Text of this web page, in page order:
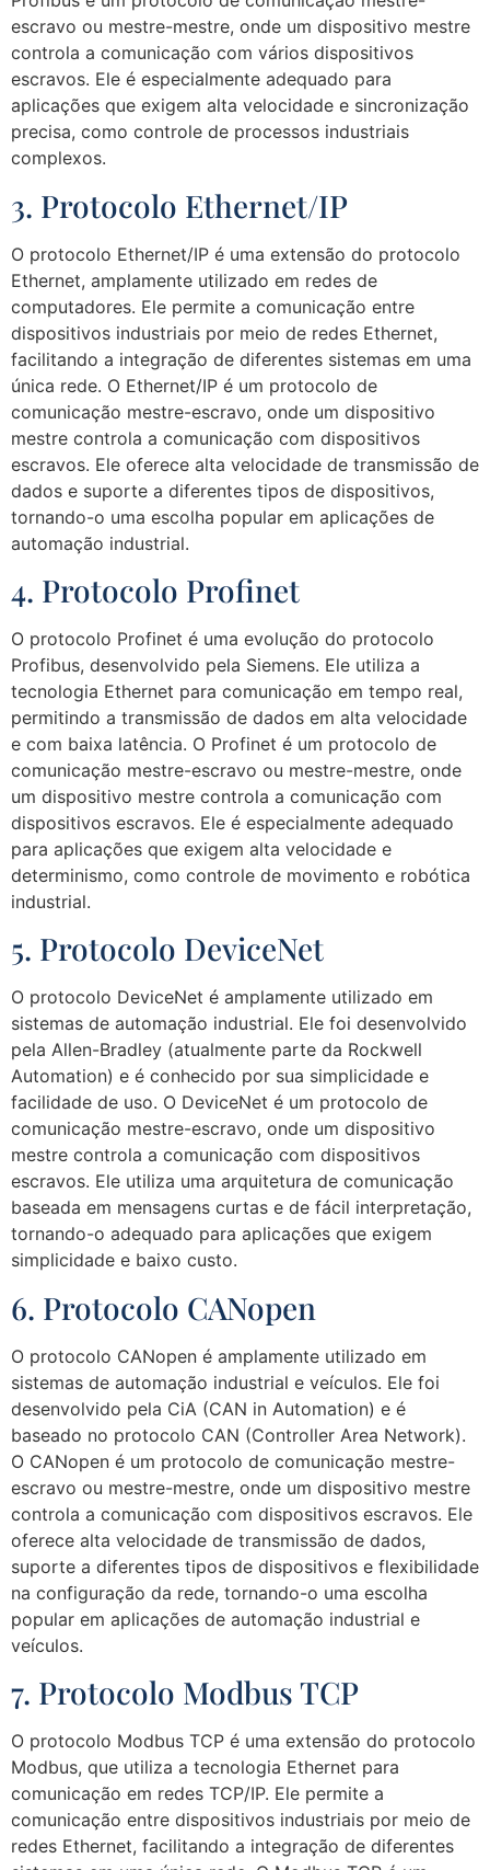
escravo ou mestre-mestre, onde um dispositivo mestre
controla a comunicação com vários dispositivos
escravos. Ele é especialmente adequado para
aplicações que exigem alta velocidade e sincronização
precisa, como controle de processos industriais
complexos.
3. Protocolo Ethernet/IP
O protocolo Ethernet/IP é uma extensão do protocolo
Ethernet, amplamente utilizado em redes de
computadores. Ele permite a comunicação entre
dispositivos industriais por meio de redes Ethernet,
facilitando a integração de diferentes sistemas em uma
única rede. O Ethernet/IP é um protocolo de
comunicação mestre-escravo, onde um dispositivo
mestre controla a comunicação com dispositivos
escravos. Ele oferece alta velocidade de transmissão de
dados e suporte a diferentes tipos de dispositivos,
tornando-o uma escolha popular em aplicações de
automação industrial.
4. Protocolo Profinet
O protocolo Profinet é uma evolução do protocolo
Profibus, desenvolvido pela Siemens. Ele utiliza a
tecnologia Ethernet para comunicação em tempo real,
permitindo a transmissão de dados em alta velocidade
e com baixa latência. O Profinet é um protocolo de
comunicação mestre-escravo ou mestre-mestre, onde
um dispositivo mestre controla a comunicação com
dispositivos escravos. Ele é especialmente adequado
para aplicações que exigem alta velocidade e
determinismo, como controle de movimento e robótica
industrial.
5. Protocolo DeviceNet
O protocolo DeviceNet é amplamente utilizado em
sistemas de automação industrial. Ele foi desenvolvido
pela Allen-Bradley (atualmente parte da Rockwell
Automation) e é conhecido por sua simplicidade e
facilidade de uso. O DeviceNet é um protocolo de
comunicação mestre-escravo, onde um dispositivo
mestre controla a comunicação com dispositivos
escravos. Ele utiliza uma arquitetura de comunicação
baseada em mensagens curtas e de fácil interpretação,
tornando-o adequado para aplicações que exigem
simplicidade e baixo custo.
6. Protocolo CANopen
O protocolo CANopen é amplamente utilizado em
sistemas de automação industrial e veículos. Ele foi
desenvolvido pela CiA (CAN in Automation) e é
baseado no protocolo CAN (Controller Area Network).
O CANopen é um protocolo de comunicação mestre-
escravo ou mestre-mestre, onde um dispositivo mestre
controla a comunicação com dispositivos escravos. Ele
oferece alta velocidade de transmissão de dados,
suporte a diferentes tipos de dispositivos e flexibilidade
na configuração da rede, tornando-o uma escolha
popular em aplicações de automação industrial e
veículos.
7. Protocolo Modbus TCP
O protocolo Modbus TCP é uma extensão do protocolo
Modbus, que utiliza a tecnologia Ethernet para
comunicação em redes TCP/IP. Ele permite a
comunicação entre dispositivos industriais por meio de
redes Ethernet, facilitando a integração de diferentes